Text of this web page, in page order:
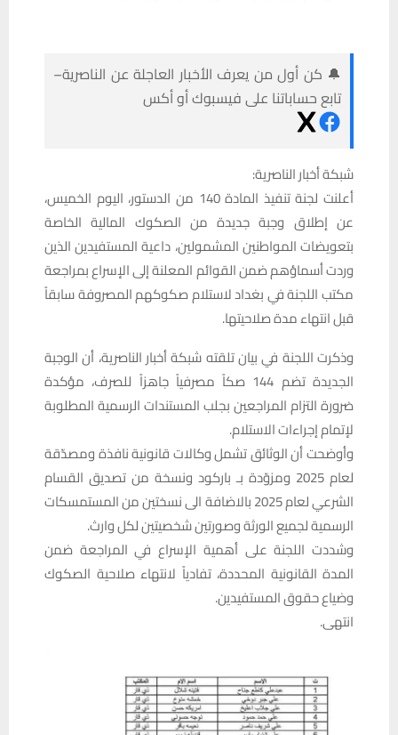
🔔 كن أول من يعرف الأخبار العاجلة عن الناصرية–
تابع حساباتنا على فيسبوك أو أكس
شبكة أخبار الناصرية:
أعلنت لجنة تنفيذ المادة 140 من الدستور، اليوم الخميس،
عن إطلاق وجبة جديدة من الصكوك المالية الخاصة
بتعويضات المواطنين المشمولين، داعية المستفيدين الذين
وردت أسماؤهم ضمن القوائم المعلنة إلى الإسراع بمراجعة
مكتب اللجنة في بغداد لاستلام صكوكهم المصروفة سابقاً
قبل انتهاء مدة صلاحيتها.
وذكرت اللجنة في بيان تلقته شبكة أخبار الناصرية، أن الوجبة
الجديدة تضم 144 صكاً مصرفياً جاهزاً للصرف، مؤكدة
ضرورة التزام المراجعين بجلب المستندات الرسمية المطلوبة
لإتمام إجراءات الاستلام.
وأوضحت أن الوثائق تشمل وكالات قانونية نافذة ومصدّقة
لعام 2025 ومزوّدة بـ باركود ونسخة من تصديق القسام
الشرعي لعام 2025 بالاضافة الى نسختين من المستمسكات
الرسمية لجميع الورثة وصورتين شخصيتين لكل وارث.
وشددت اللجنة على أهمية الإسراع في المراجعة ضمن
المدة القانونية المحددة، تفادياً لانتهاء صلاحية الصكوك
وضياع حقوق المستفيدين.
انتهى.